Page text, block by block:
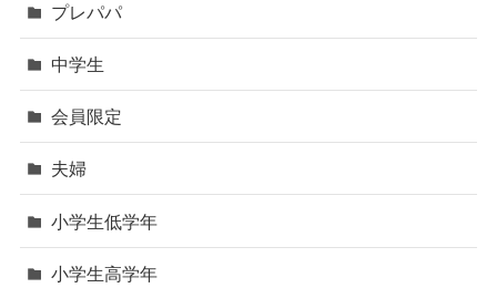
プレパパ
中学生
会員限定
夫婦
小学生低学年
小学生高学年